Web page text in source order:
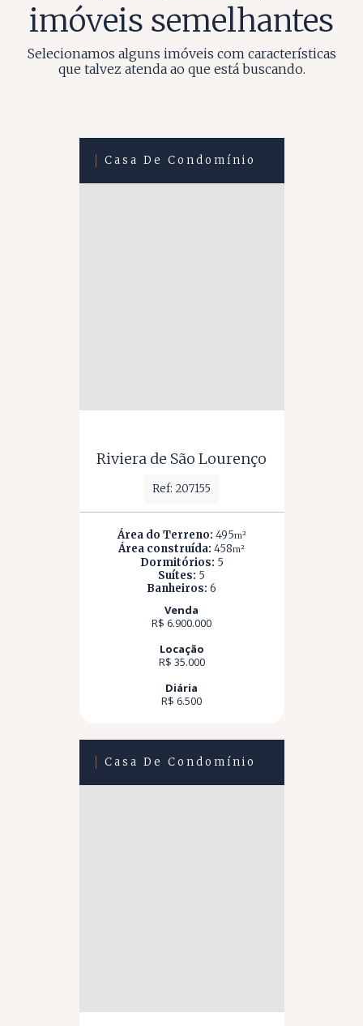
imóveis semelhantes
Selecionamos alguns imóveis com características
que talvez atenda ao que está buscando.
Casa De Condomínio
Riviera de São Lourenço
Ref: 207155
Área do Terreno: 495m²
Área construída: 458m²
Dormitórios: 5
Suítes: 5
Banheiros: 6
Venda
R$ 6.900.000
Locação
R$ 35.000
Diária
R$ 6.500
Casa De Condomínio